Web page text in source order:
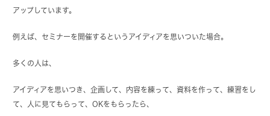
アップしています。
例えば、セミナーを開催するというアイディアを思いついた場合。
多くの人は、
アイディアを思いつき、企画して、内容を練って、資料を作って、練習をし
て、人に見てもらって、OKをもらったら、